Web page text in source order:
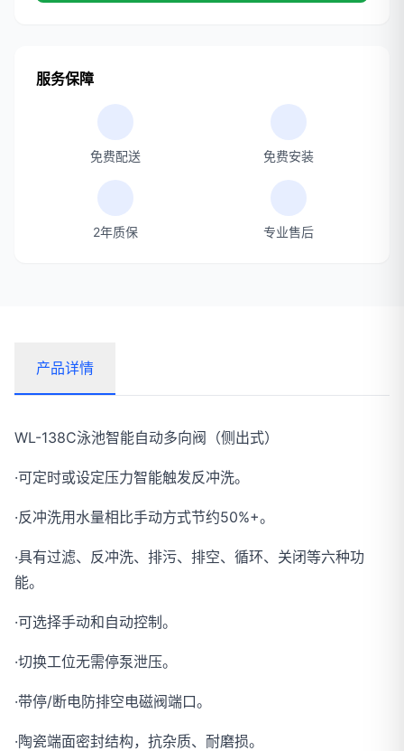
服务保障
免费配送 免费安装
2年质保 专业售后
产品详情
WL-138C泳池智能自动多向阀（侧出式）
·可定时或设定压力智能触发反冲洗。
·反冲洗用水量相比手动方式节约50%+。
·具有过滤、反冲洗、排污、排空、循环、关闭等六种功
能。
·可选择手动和自动控制。
·切换工位无需停泵泄压。
·带停/断电防排空电磁阀端口。
·陶瓷端面密封结构，抗杂质、耐磨损。